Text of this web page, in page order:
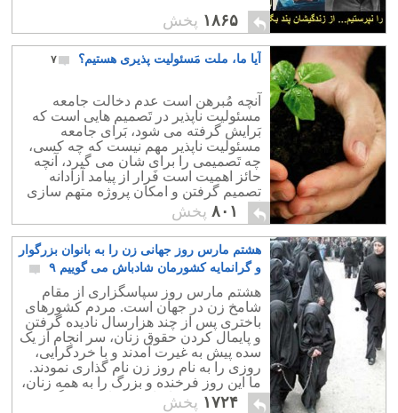
۱۸۶۵ پخش
آیا ما، ملت مَسئولیت پذیری هستیم؟ ۷
آنچه مُبرهن است عدم دخالت جامعه
مسئولیت ناپذیر در تَصمیم هایی است که
بَرایش گرفته می شود، بَرای جامعه
مسئولیت ناپذیر مهم نیست که چه کسی،
چه تَصمیمی را برای شان می گیرد، آنچه
حائز اهمیت است فَرار از پیامد آزادانه
تصمیم گرفتن و امکان پروژه متهم سازی
است!۸۰۱ پخش
هشتم مارس روز جهانی زن را به بانوان بزرگوار
و گرانمایه کشورمان شادباش می گوییم ۹
هشتم مارس روز سپاسگزاری از مقام
شامخ زن در جهان است. مردم کشورهای
باختری پس از چند هزارسال نادیده گرفتن
و پایمال کردن حقوق زنان، سر انجام از یک
سده پیش به غیرت آمدند و با خردگرایی،
روزی را به نام روز زن نام گذاری نمودند.
ما این روز فرخنده و بزرگ را به همه زنان،
به ویژه هم میهنانمان شادباش می گوییم.
۱۷۲۴ پخش